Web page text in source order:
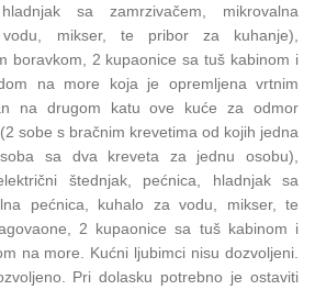
sa zamrzivačem, mikrovalna
mikser, te pribor za kuhanje),
boravkom, 2 kupaonice sa tuš kabinom i
na more koja je opremljena vrtnim
na drugom katu ove kuće za odmor
sobe s bračnim krevetima od kojih jedna
sa dva kreveta za jednu osobu),
štednjak, pećnica, hladnjak sa
pećnica, kuhalo za vodu, mikser, te
2 kupaonice sa tuš kabinom i
na more. Kućni ljubimci nisu dozvoljeni.
Pri dolasku potrebno je ostaviti